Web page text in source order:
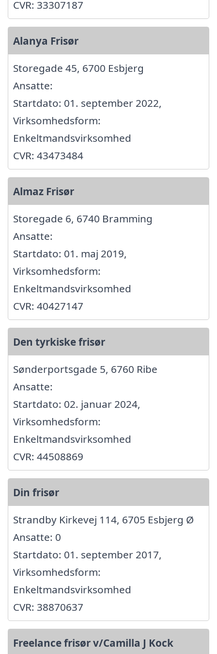
CVR: 33307187
Alanya Frisør
Storegade 45, 6700 Esbjerg
Ansatte:
Startdato: 01. september 2022,
Virksomhedsform:
Enkeltmandsvirksomhed
CVR: 43473484
Almaz Frisør
Storegade 6, 6740 Bramming
Ansatte:
Startdato: 01. maj 2019,
Virksomhedsform:
Enkeltmandsvirksomhed
CVR: 40427147
Den tyrkiske frisør
Sønderportsgade 5, 6760 Ribe
Ansatte:
Startdato: 02. januar 2024,
Virksomhedsform:
Enkeltmandsvirksomhed
CVR: 44508869
Din frisør
Strandby Kirkevej 114, 6705 Esbjerg Ø
Ansatte: 0
Startdato: 01. september 2017,
Virksomhedsform:
Enkeltmandsvirksomhed
CVR: 38870637
Freelance frisør v/Camilla J Kock